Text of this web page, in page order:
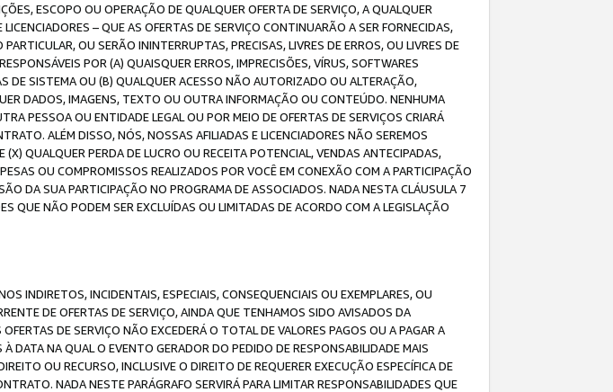
ESCOPO OU OPERAÇÃO DE QUALQUER OFERTA DE SERVIÇO, A QUALQUER
– QUE AS OFERTAS DE SERVIÇO CONTINUARÃO A SER FORNECIDAS,
OU SERÃO ININTERRUPTAS, PRECISAS, LIVRES DE ERROS, OU LIVRES DE
POR (A) QUAISQUER ERROS, IMPRECISÕES, VÍRUS, SOFTWARES
DE SISTEMA OU (B) QUALQUER ACESSO NÃO AUTORIZADO OU ALTERAÇÃO,
DADOS, IMAGENS, TEXTO OU OUTRA INFORMAÇÃO OU CONTEÚDO. NENHUMA
PESSOA OU ENTIDADE LEGAL OU POR MEIO DE OFERTAS DE SERVIÇOS CRIARÁ
ALÉM DISSO, NÓS, NOSSAS AFILIADAS E LICENCIADORES NÃO SEREMOS
QUALQUER PERDA DE LUCRO OU RECEITA POTENCIAL, VENDAS ANTECIPADAS,
OU COMPROMISSOS REALIZADOS POR VOCÊ EM CONEXÃO COM A PARTICIPAÇÃO
DA SUA PARTICIPAÇÃO NO PROGRAMA DE ASSOCIADOS. NADA NESTA CLÁUSULA 7
QUE NÃO PODEM SER EXCLUÍDAS OU LIMITADAS DE ACORDO COM A LEGISLAÇÃO
INDIRETOS, INCIDENTAIS, ESPECIAIS, CONSEQUENCIAIS OU EXEMPLARES, OU
DE OFERTAS DE SERVIÇO, AINDA QUE TENHAMOS SIDO AVISADOS DA
DE SERVIÇO NÃO EXCEDERÁ O TOTAL DE VALORES PAGOS OU A PAGAR A
DATA NA QUAL O EVENTO GERADOR DO PEDIDO DE RESPONSABILIDADE MAIS
OU RECURSO, INCLUSIVE O DIREITO DE REQUERER EXECUÇÃO ESPECÍFICA DE
NADA NESTE PARÁGRAFO SERVIRÁ PARA LIMITAR RESPONSABILIDADES QUE